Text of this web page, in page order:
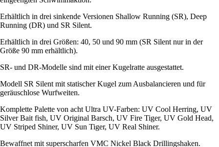
Erhältlich in drei sinkende Versionen Shallow Running (SR), Deep
Running (DR) und SR Silent.
Erhältlich in drei Größen: 40, 50 und 90 mm (SR Silent nur in der
Größe 90 mm erhältlich).
SR- und DR-Modelle sind mit einer Kugelratte ausgestattet.
Modell SR Silent mit statischer Kugel zum Ausbalancieren und für
geräuschlose Wurfweiten.
Komplette Palette von acht Ultra UV-Farben: UV Cool Herring, UV
Silver Bait fish, UV Original Barsch, UV Fire Tiger, UV Gold Head,
UV Striped Shiner, UV Sun Tiger, UV Real Shiner.
Bewaffnet mit superscharfen VMC Nickel Black Drillingshaken.